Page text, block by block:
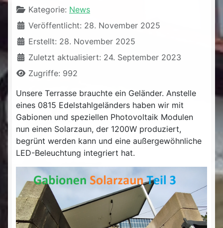
DetailsKategorie: News
Veröffentlicht: 28. November 2025
Erstellt: 28. November 2025
Zuletzt aktualisiert: 24. September 2023
Zugriffe: 992
Unsere Terrasse brauchte ein Geländer. Anstelle
eines 0815 Edelstahlgeländers haben wir mit
Gabionen und speziellen Photovoltaik Modulen
nun einen Solarzaun, der 1200W produziert,
begrünt werden kann und eine außergewöhnliche
LED-Beleuchtung integriert hat.